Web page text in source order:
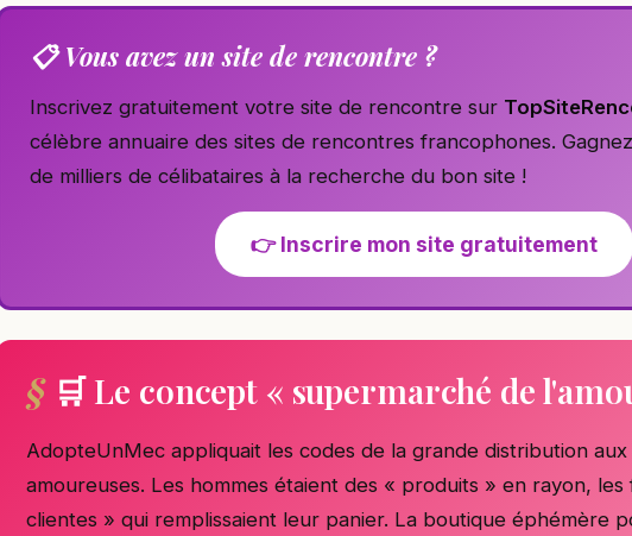
📋 Vous avez un site de rencontre ?
Inscrivez gratuitement votre site de rencontre sur
célèbre annuaire des sites de rencontres francophones.
de milliers de célibataires à la recherche du bon site !
👉 Inscrire mon site gratuitement
🛒 Le concept « supermarché de
AdopteUnMec appliquait les codes de la grande distribution
amoureuses. Les hommes étaient des « produits » en rayon, les
clientes » qui remplissaient leur panier. La boutique éphémère